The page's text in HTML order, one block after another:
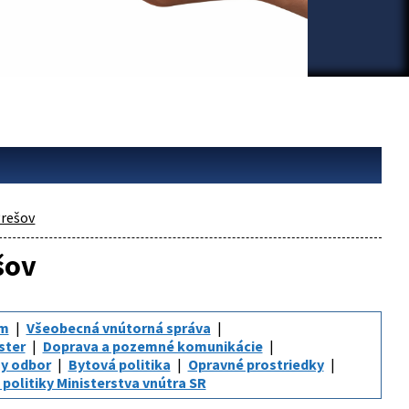
Všeobecná vnútorná správa
Doprava a pozemné komunikácie
odbor Bytová politika
Opravné prostriedky
Ministerstva vnútra SR